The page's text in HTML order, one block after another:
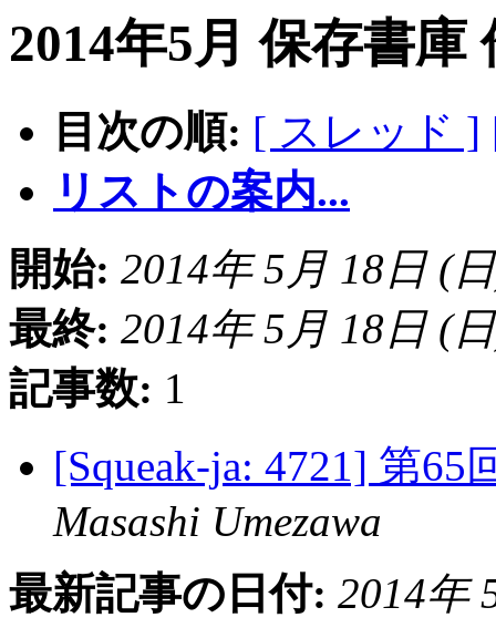
2014年5月 保存書庫
目次の順: [ スレッド ]
リストの案内...
開始: 2014年 5月 18日 (
最終: 2014年 5月 18日 (
記事数: 1
[Squeak-ja: 4721] 第
Masashi Umezawa
最新記事の日付: 2014年